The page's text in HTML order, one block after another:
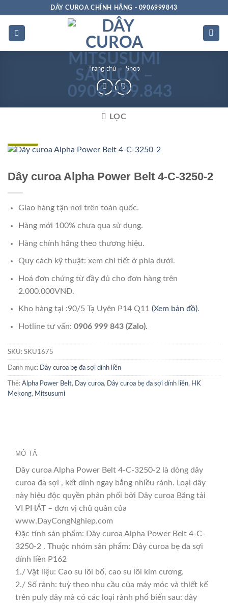
dung
DÂY CUROA CHÍNH HÃNG - 0906999843
Trang chủ » Shop
LỌC
Dây curoa Alpha Power Belt 4-C-3250-2
Giao hàng tận nơi trên toàn quốc.
Hàng mới 100% chưa qua sử dụng.
Hàng chính hãng theo thương hiệu.
Quy cách kỹ thuật: xem chi tiết ở phía dưới.
Hoá đơn chứng từ đầy đủ cho đơn hàng trên
2.000.000VNĐ.
Kho hàng tại :90/5 Tạ Uyên P14 Q11 (Xem bản đồ).
Hotline tư vấn: 0906 999 843 (Zalo).
SKU: SKU1675
Danh mục: Dây curoa bẹ đa sợi dính liền
Thẻ: Alpha Power Belt, Day curoa, Dây curoa bẹ đa sợi dính liền, HK
Mekong, Mitsusumi
MÔ TẢ
Dây curoa Alpha Power Belt 4-C-3250-2 là dòng dây
curoa đa sợi , kết dính ngay bằng nhiều rảnh. Loại dây
này hiệu độc quyền phân phối bởi Dây curoa Băng tải
VI PHÁT – đơn vị chủ quản của
www.DayCongNghiep.com
Đặc tính sản phẩm: Dây curoa Alpha Power Belt 4-C-
3250-2 . Thuộc nhóm sản phẩm: Dây curoa bẹ đa sợi
dính liền P162
1./ Vật liệu: Cao su lõi bố, cao su lõi kim cương.
2./ Số rảnh: tuỳ theo nhu cầu của máy móc và thiết kế
trên puly dây mà có các loại rảnh phổ biến sau: dây